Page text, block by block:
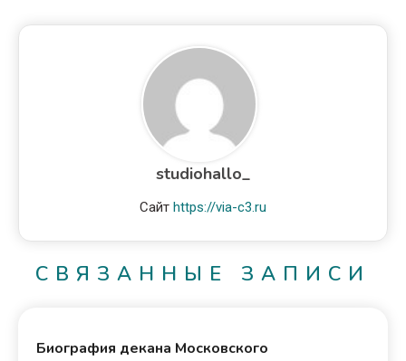
studiohallo_
Сайт https://via-c3.ru
СВЯЗАННЫЕ ЗАПИСИ
Биография декана Московского